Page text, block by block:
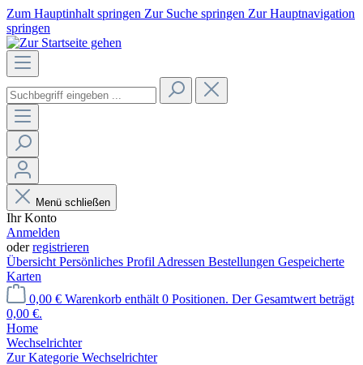
Zum Hauptinhalt springen Zur Suche springen Zur Hauptnavigation
springen
Menü schließen
Ihr Konto
Anmelden
oderregistrieren
Übersicht Persönliches Profil Adressen Bestellungen Gespeicherte
Karten
0,00 € Warenkorb enthält 0 Positionen. Der Gesamtwert beträgt
0,00 €.
Home
Wechselrichter
Zur Kategorie Wechselrichter